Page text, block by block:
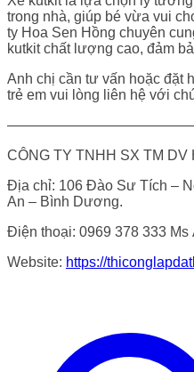
trong nhà, giúp bé vừa vui
ty Hoa Sen Hồng chuyên
kutkit chất lượng cao, đảm
Anh chị cần tư vấn hoặc đặt
trẻ em vui lòng liên hệ với
CÔNG TY TNHH SX TM DV
Địa chỉ: 106 Đào Sư Tích –
An – Bình Dương.
Điện thoại: 0969 378 333 Ms
Website: https://